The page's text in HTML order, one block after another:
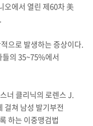
오에서 열린 제60차 美
으로 발생하는 증상이다.
들의 35~75%에서
너 클리닉의 로렌스 J.
걸쳐 남성 발기부전
하는 이중맹검법